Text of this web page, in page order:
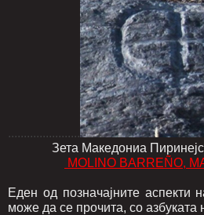
.......................
Зета Македониа
MOLINO BARREÑO,
Еден од позначајните аспекти
може да се прочита, со